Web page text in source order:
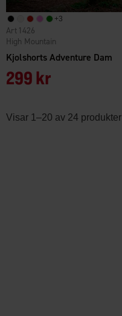
+3
Kjolshorts Adventure Dam
High Mountain
1426
299 kr
Visar 1–20 av 24 produkter